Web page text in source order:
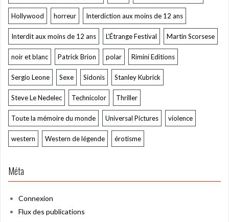
Hollywood horreur Interdiction aux moins de 12 ans
Interdit aux moins de 12 ans L’Étrange Festival Martin Scorsese
noir et blanc Patrick Brion polar Rimini Editions
Sergio Leone Sexe Sidonis Stanley Kubrick
Steve Le Nedelec Technicolor Thriller
Toute la mémoire du monde Universal Pictures violence
western Western de légende érotisme
Méta
Connexion
Flux des publications